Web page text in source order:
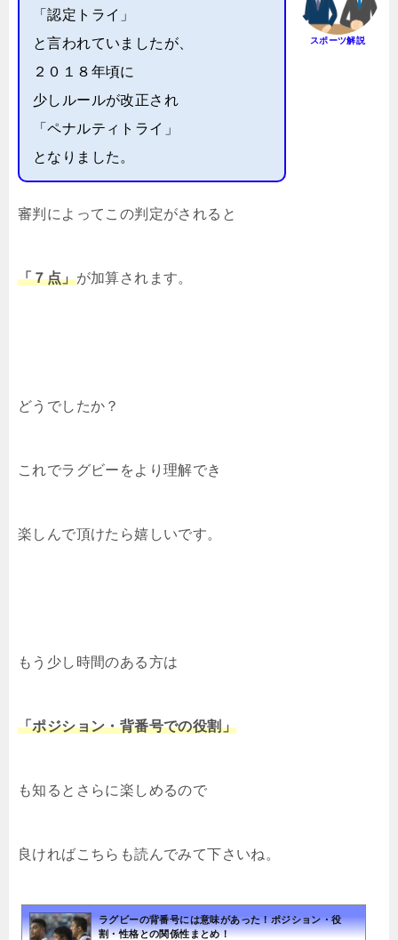
「認定トライ」
と言われていましたが、
２０１８年頃に
少しルールが改正され
「ペナルティトライ」
となりました。
スポーツ解説
審判によってこの判定がされると
「７点」が加算されます。
どうでしたか？
これでラグビーをより理解でき
楽しんで頂けたら嬉しいです。
もう少し時間のある方は
「ポジション・背番号での役割」
も知るとさらに楽しめるので
良ければこちらも読んでみて下さいね。
ラグビーの背番号には意味があった！ポジション・役
割・性格との関係性まとめ！